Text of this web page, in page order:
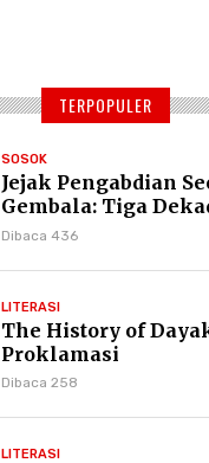
TERPOPULER
SOSOK
Jejak Pengabdian
Gembala: Tiga
Kepemimpinan Pdt.
Dibaca 436
LITERASI
The History of
Proklamasi
Dibaca 258
LITERASI